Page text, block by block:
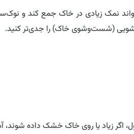
نمک زیادی در خاک جمع کند و
آبشویی (شست‌وشوی خاک) را جدی‌تر کنید.
زیاد یا روی خاک خشک داده شوند،